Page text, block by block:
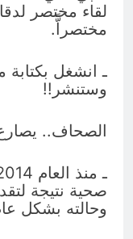
لقاء مختصر
مختصراًّ.
ـ انشغل بكتابة
وستنشر!!
الصحاف..
صحية نتيجة
وحالته بشكل